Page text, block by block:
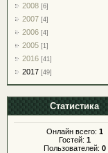
2008 [6]
2007 [4]
2006 [4]
2005 [1]
2016 [41]
2017 [49]
Статистика
Онлайн всего: 1
Гостей: 1
Пользователей: 0